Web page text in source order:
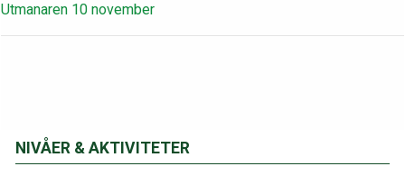
Utmanaren 10 november
NIVÅER & AKTIVITETER